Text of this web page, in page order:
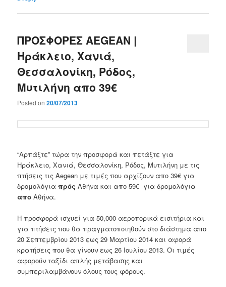
ΠΡΟΣΦΟΡΕΣ AEGEAN |
Ηράκλειο, Χανιά,
Θεσσαλονίκη, Ρόδος,
Μυτιλήνη απο 39€
Posted on20/07/2013
“Αρπάξτε” τώρα την προσφορά και πετάξτε για
Ηράκλειο, Χανιά, Θεσσαλονίκη, Ρόδος, Μυτιλήνη με τις
πτήσεις τις Aegean με τιμές που αρχίζουν απο 39€ για
δρομολόγιαπρός Αθήνα και απο 59€ για δρομολόγια
απο Αθήνα.
Η προσφορά ισχυεί για 50,000 αεροπορικά εισιτήρια και
για πτήσεις που θα πραγματοποιηθούν στο διάστημα απο
20 Σεπτεμβρίου 2013 εως 29 Μαρτίου 2014 και αφορά
κρατήσεις που θα γίνουν εως 26 Ιουλίου 2013. Οι τιμές
αφορούν ταξίδι απλής μετάβασης και
συμπεριλαμβάνουν όλους τους φόρους.